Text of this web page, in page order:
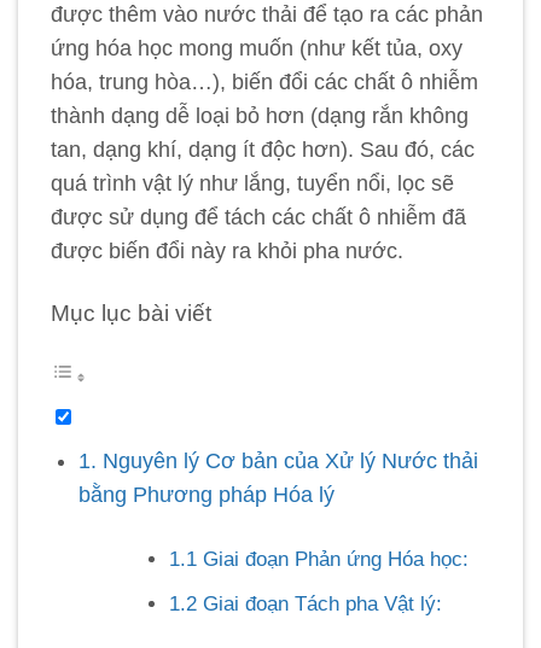
được thêm vào nước thải để tạo ra các phản
ứng hóa học mong muốn (như kết tủa, oxy
hóa, trung hòa…), biến đổi các chất ô nhiễm
thành dạng dễ loại bỏ hơn (dạng rắn không
tan, dạng khí, dạng ít độc hơn). Sau đó, các
quá trình vật lý như lắng, tuyển nổi, lọc sẽ
được sử dụng để tách các chất ô nhiễm đã
được biến đổi này ra khỏi pha nước.
Mục lục bài viết
1. Nguyên lý Cơ bản của Xử lý Nước thải
bằng Phương pháp Hóa lý
1.1 Giai đoạn Phản ứng Hóa học:
1.2 Giai đoạn Tách pha Vật lý: